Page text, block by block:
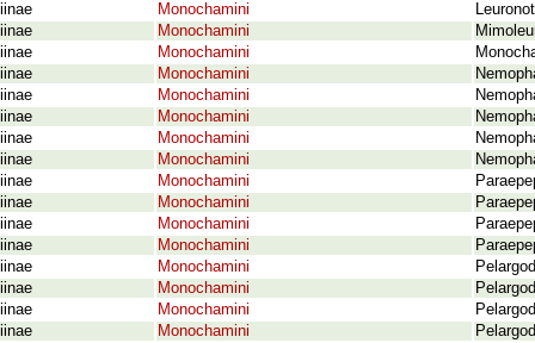
Monochamini
Monochamini
Monochamini
Monochamini
Monochamini
Monochamini
Monochamini
Monochamini
Monochamini
Monochamini
Monochamini
Monochamini
Monochamini
Monochamini
Monochamini
Monochamini